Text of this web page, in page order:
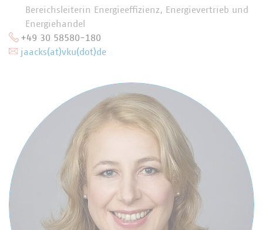
Bereichsleiterin Energieeffizienz, Energievertrieb und
Energiehandel
+49 30 58580-180
jaacks(at)vku(dot)de